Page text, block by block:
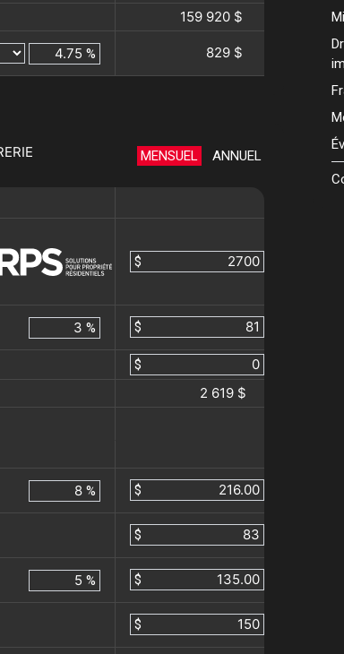
159 920 $
% 829 $
MENSUEL ANNUEL
$
% $
$
2 619 $
% $
$
% $
$